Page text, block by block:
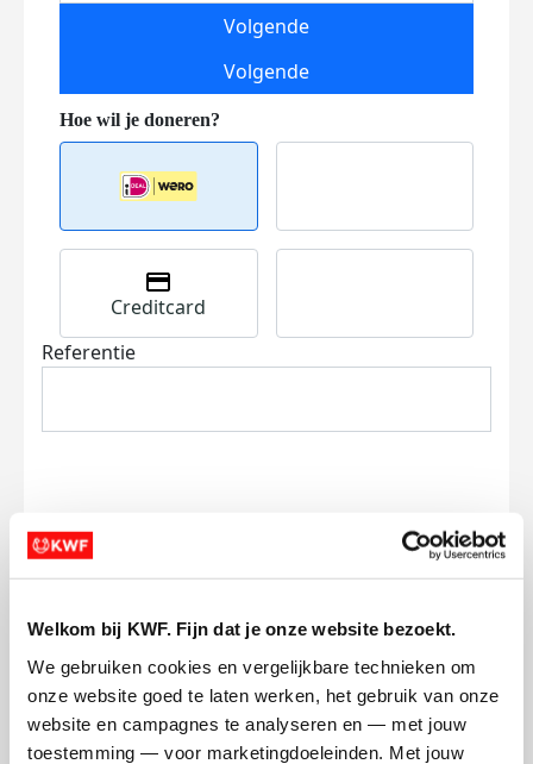
Welkom bij KWF. Fijn dat je onze website bezoekt.
We gebruiken cookies en vergelijkbare technieken om
onze website goed te laten werken, het gebruik van onze
website en campagnes te analyseren en — met jouw
toestemming — voor marketingdoeleinden. Met jouw
Volgende
Volgende
Creditcard
Referentie
Ik wil bijdragen aan de transactiekosten